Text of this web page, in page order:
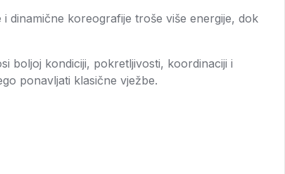
dinamične koreografije troše više energije, dok
boljoj kondiciji, pokretljivosti, koordinaciji i
ponavljati klasične vježbe.